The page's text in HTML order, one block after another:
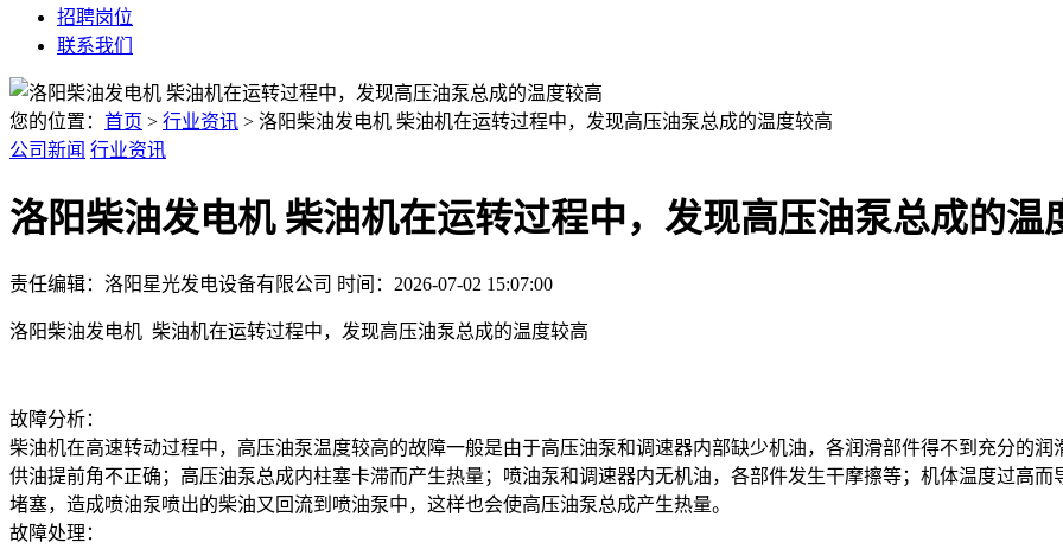
招聘岗位
联系我们
您的位置： 首页 > 行业资讯 > 洛阳柴油发电机 柴油机在运转过程中，发现高压油泵总成的温度较高
公司新闻 行业资讯
洛阳柴油发电机 柴油机在运转过程中，发现高压油泵总成的温
责任编辑：洛阳星光发电设备有限公司 时间：2026-07-02 15:07:00
洛阳柴油发电机 柴油机在运转过程中，发现高压油泵总成的温度较高
故障分析：
柴油机在高速转动过程中，高压油泵温度较高的故障一般是由于高压油泵和调速器内部缺少机油，各润滑部件得不到充分的
供油提前角不正确；高压油泵总成内柱塞卡滞而产生热量；喷油泵和调速器内无机油，各部件发生干摩擦等；机体温度过高
堵塞，造成喷油泵喷出的柴油又回流到喷油泵中，这样也会使高压油泵总成产生热量。
故障处理：